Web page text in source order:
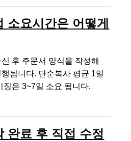
소요시간은 어떻게
후 주문서 양식을 작성해
됩니다. 단순복사 평균 1일
징은 3~7일 소요 됩니다.
완료 후 직접 수정